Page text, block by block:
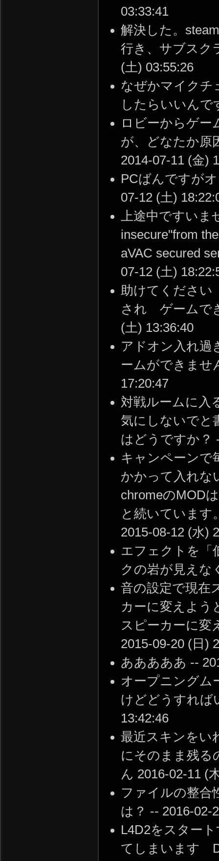
03:33:41
解決した。
行き、サブスク
(土) 03:55:26
なぜかマイクチ
したらいいんで
ロビーからゲー
が、どなたか原
2014-07-11 (金)
PCばんですが
07-12 (土)
上途中ですい
insecure"from
aVAC secured
07-12 (土)
助けてくださ
され ゲームで
(土) 13:36:40
アドオン入れ過
ームができませ
17:20:47
対戦ルームに入
気にしないでと
はどうですか？
キャンペーンで
かかって入れな
chromeのMOD
と続いています
2015-08-12 (水)
エフェクトを
クの岩が見えな
音の設定で現在
カーに変えよう
スピーカーに変
2015-09-20 (日)
あああああ --
オープニングム
けどどうすれば
13:42:46
最近スキンをい
にそのまま残る
ん 2016-02-11 (
ファイルの整合
は？ -- 2016-02-
L4D2をスター
てしまいます